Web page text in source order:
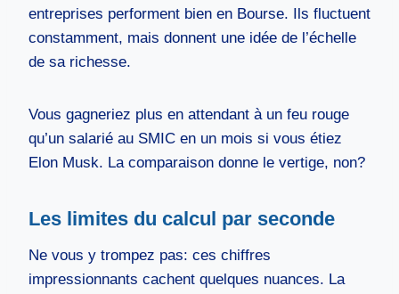
entreprises performent bien en Bourse. Ils fluctuent
constamment, mais donnent une idée de l’échelle
de sa richesse.
Vous gagneriez plus en attendant à un feu rouge
qu’un salarié au SMIC en un mois si vous étiez
Elon Musk. La comparaison donne le vertige, non?
Les limites du calcul par seconde
Ne vous y trompez pas: ces chiffres
impressionnants cachent quelques nuances. La